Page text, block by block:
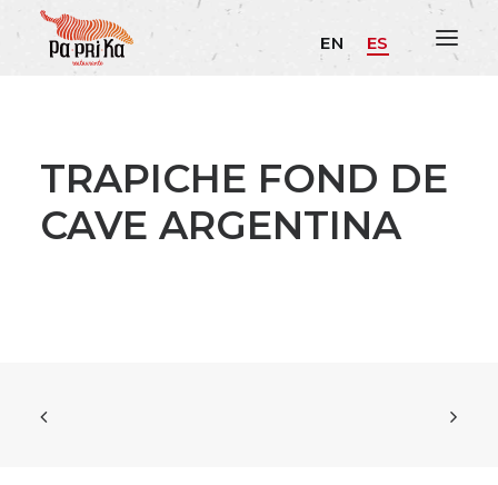
EN ES
TRAPICHE FOND DE
CAVE ARGENTINA